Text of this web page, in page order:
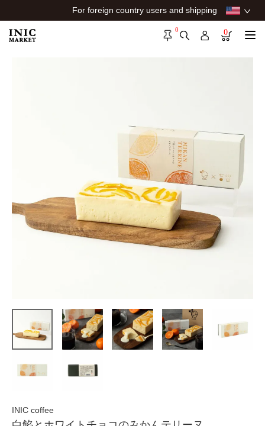
For foreign country users and shipping
0 0
INIC coffee